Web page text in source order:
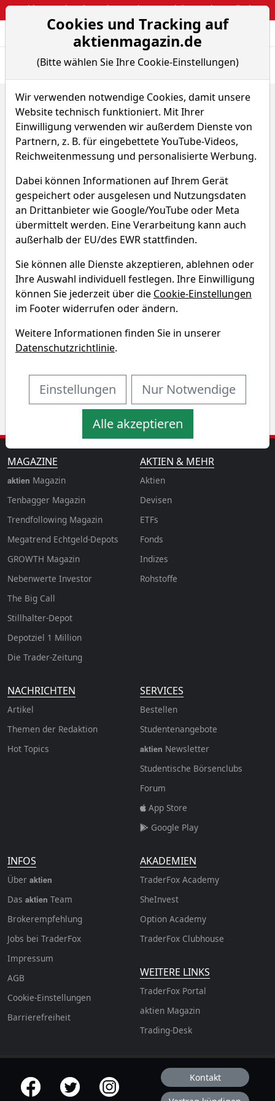
Webinar: So kassierst du trotzdem attraktive Optionsprämien
Aktien- und
Home ETFs Vitrvius US Equity EURO
Vitrvius US Equity EURO
Y9V5
WKN 798391
ISIN LU0117771807
512,662 € -0,15 %
Echtzeit-Aktienkurs 07.08.2026, 20:00 Uhr
Chart des Vitrvius US Equity
EURO ETF
Charttool öffnen
1T 1W
MAGAZINE
aktien Magazin
Tenbagger Magazin
Trendfollowing Magazin
Megatrend Echtgeld-Depots
GROWTH Magazin
Nebenwerte Investor
The Big Call
Stillhalter-Depot
Depotziel 1 Million
Die Trader-Zeitung
AKTIEN & MEHR
Aktien
Devisen
ETFs
Fonds
Indizes
Rohstoffe
NACHRICHTEN
Artikel
Themen der Redaktion
Hot Topics
SERVICES
Bestellen
Studentenangebote
aktien Newsletter
Studentische Börsenclubs
Forum
App Store
Google Play
INFOS
Über aktien
Das aktien Team
Brokerempfehlung
Jobs bei TraderFox
Impressum
AGB
Cookie-Einstellungen
Barrierefreiheit
AKADEMIEN
TraderFox Academy
SheInvest
Option Academy
TraderFox Clubhouse
WEITERE LINKS
TraderFox Portal
aktien Magazin
Trading-Desk
offizielle Social Media-Accounts Kontakt
Cookies und Tracking auf
aktienmagazin.de
(Bitte wählen Sie Ihre Cookie-Einstellungen)
Wir verwenden notwendige Cookies, damit unsere
Website technisch funktioniert. Mit Ihrer
Einwilligung verwenden wir außerdem Dienste von
Partnern, z. B. für eingebettete YouTube-Videos,
Reichweitenmessung und personalisierte Werbung.
Dabei können Informationen auf Ihrem Gerät
gespeichert oder ausgelesen und Nutzungsdaten
an Drittanbieter wie Google/YouTube oder Meta
übermittelt werden. Eine Verarbeitung kann auch
außerhalb der EU/des EWR stattfinden.
Sie können alle Dienste akzeptieren, ablehnen oder
Ihre Auswahl individuell festlegen. Ihre Einwilligung
können Sie jederzeit über die Cookie-Einstellungen
im Footer widerrufen oder ändern.
Weitere Informationen finden Sie in unserer
Datenschutzrichtlinie.
Einstellungen Nur Notwendige
Alle akzeptieren